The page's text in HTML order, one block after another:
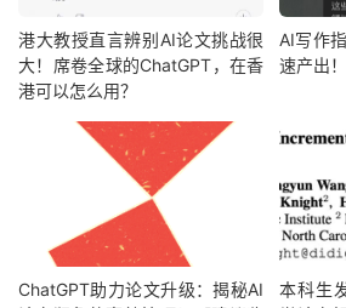
港大教授直言辨别AI论文挑战很
大！席卷全球的ChatGPT，在香
港可以怎么用？
AI写作
速产出
ChatGPT助力论文升级：揭秘AI
本科生